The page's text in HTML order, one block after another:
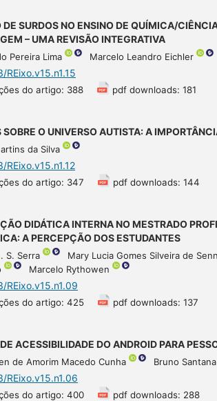
SURDOS NO ENSINO DE QUÍMICA/
– UMA REVISÃO INTEGRATIVA
Pereira Lima Marcelo Leandro Eichler
REixo.v15.n1.15
do artigo: 388 pdf downloads: 181
SOBRE O UNIVERSO AUTISTA: A
da Silva
REixo.v15.n1.12
do artigo: 347 pdf downloads: 144
DIDÁTICA INTERNA NO MESTRADO
A PERCEPÇÃO DOS ESTUDANTES
S. Serra Mary Lucia Gomes Silveira de
Marcelo Rythowen
REixo.v15.n1.09
do artigo: 425 pdf downloads: 137
ACESSIBILIDADE DO ANDROID PARA
de Amorim Macedo Cunha Bruno
REixo.v15.n1.06
do artigo: 400 pdf downloads: 288